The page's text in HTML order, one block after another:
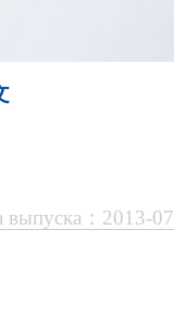
выпуска：